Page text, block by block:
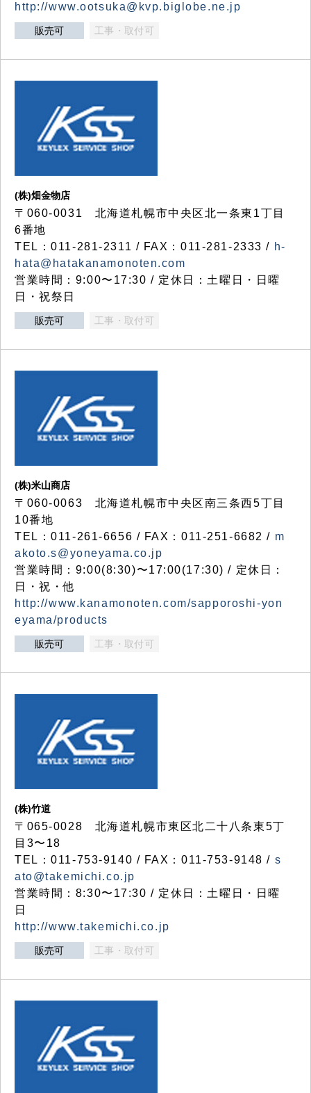
http://www.ootsuka@kvp.biglobe.ne.jp
販売可 工事・取付可
(株)畑金物店
〒060-0031 北海道札幌市中央区北一条東1丁目
6番地
TEL：011-281-2311 / FAX：011-281-2333 / h-
hata@hatakanamonoten.com
営業時間：9:00〜17:30 / 定休日：土曜日・日曜
日・祝祭日
販売可 工事・取付可
(株)米山商店
〒060-0063 北海道札幌市中央区南三条西5丁目
10番地
TEL：011-261-6656 / FAX：011-251-6682 / m
akoto.s@yoneyama.co.jp
営業時間：9:00(8:30)〜17:00(17:30) / 定休日：
日・祝・他
http://www.kanamonoten.com/sapporoshi-yon
eyama/products
販売可 工事・取付可
(株)竹道
〒065-0028 北海道札幌市東区北二十八条東5丁
目3〜18
TEL：011-753-9140 / FAX：011-753-9148 / s
ato@takemichi.co.jp
営業時間：8:30〜17:30 / 定休日：土曜日・日曜
日
http://www.takemichi.co.jp
販売可 工事・取付可